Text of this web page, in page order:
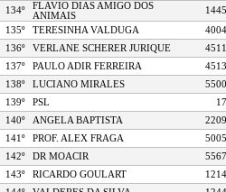
134º
FLAVIO DIAS AMIGO DOS
ANIMAIS
135º
TERESINHA VALDUGA
136º
VERLANE SCHERER JURIQUE
137º
PAULO ADIR FERREIRA
138º
LUCIANO MIRALES
139º
PSL
140º
ANGELA BAPTISTA
141º
PROF. ALEX FRAGA
142º
DR MOACIR
143º
RICARDO GOULART